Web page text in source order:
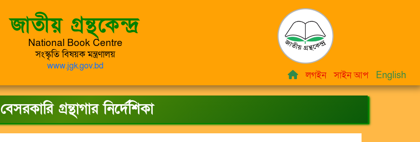
জাতীয় গ্রন্থকেন্দ্র
National Book Centre
সংস্কৃতি বিষয়ক মন্ত্রণালয়
www.jgk.gov.bd
লগইন সাইন আপ English
বেসরকারি গ্রন্থাগার নির্দেশিকা